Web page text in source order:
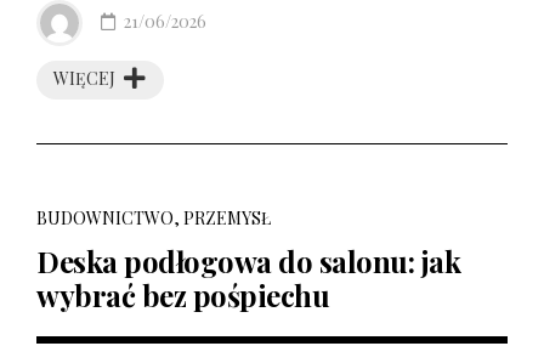
WIĘCEJ
21/06/2026
BUDOWNICTWO, PRZEMYSŁ
Deska podłogowa do salonu: jak
wybrać bez pośpiechu